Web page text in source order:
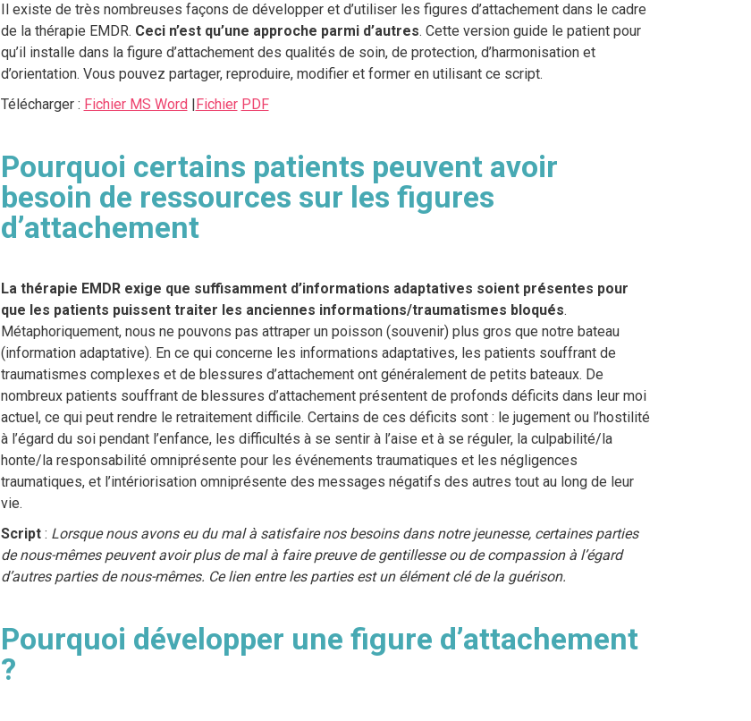
Il existe de très nombreuses façons de développer et d’utiliser les figures d’attachement dans le cadre
de la thérapie EMDR. Ceci n’est qu’une approche parmi d’autres. Cette version guide le patient pour
qu’il installe dans la figure d’attachement des qualités de soin, de protection, d’harmonisation et
d’orientation. Vous pouvez partager, reproduire, modifier et former en utilisant ce script.
Télécharger : Fichier MS Word Fichier PDF
Pourquoi certains patients peuvent avoir
besoin de ressources sur les figures
d’attachement
La thérapie EMDR exige que suffisamment d’informations adaptatives soient présentes pour
que les patients puissent traiter les anciennes informations/traumatismes bloqués.
Métaphoriquement, nous ne pouvons pas attraper un poisson (souvenir) plus gros que notre bateau
(information adaptative). En ce qui concerne les informations adaptatives, les patients souffrant de
traumatismes complexes et de blessures d’attachement ont généralement de petits bateaux. De
nombreux patients souffrant de blessures d’attachement présentent de profonds déficits dans leur moi
actuel, ce qui peut rendre le retraitement difficile. Certains de ces déficits sont : le jugement ou l’hostilité
à l’égard du soi pendant l’enfance, les difficultés à se sentir à l’aise et à se réguler, la culpabilité/la
honte/la responsabilité omniprésente pour les événements traumatiques et les négligences
traumatiques, et l’intériorisation omniprésente des messages négatifs des autres tout au long de leur
vie.
Script: Lorsque nous avons eu du mal à satisfaire nos besoins dans notre jeunesse, certaines parties
de nous-mêmes peuvent avoir plus de mal à faire preuve de gentillesse ou de compassion à l’égard
d’autres parties de nous-mêmes. Ce lien entre les parties est un élément clé de la guérison.
Pourquoi développer une figure d’attachement
?